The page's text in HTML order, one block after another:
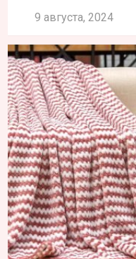
9 августа, 2024